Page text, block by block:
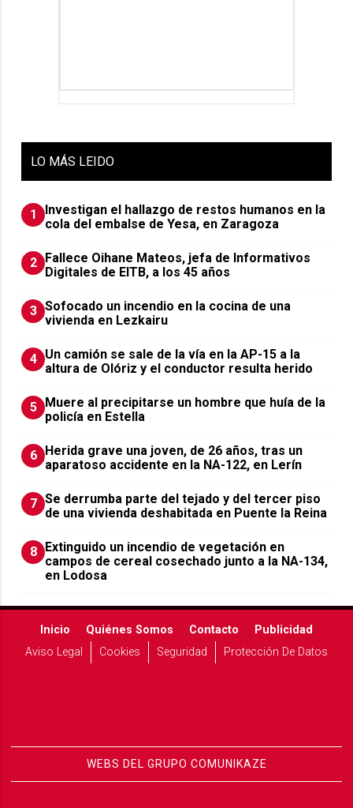
LO MÁS LEIDO
1
Investigan el hallazgo de restos humanos en la
cola del embalse de Yesa, en Zaragoza
2
Fallece Oihane Mateos, jefa de Informativos
Digitales de EITB, a los 45 años
3 Sofocado un incendio en la cocina de una
vivienda en Lezkairu
4 Un camión se sale de la vía en la AP-15 a la
altura de Olóriz y el conductor resulta herido
5
Muere al precipitarse un hombre que huía de la
policía en Estella
6
Herida grave una joven, de 26 años, tras un
aparatoso accidente en la NA-122, en Lerín
7 Se derrumba parte del tejado y del tercer piso
de una vivienda deshabitada en Puente la Reina
8
Extinguido un incendio de vegetación en
campos de cereal cosechado junto a la NA-134,
en Lodosa
Inicio Quiénes Somos Contacto
Publicidad
Aviso Legal
Cookies Seguridad Protección De Datos
WEBS DEL GRUPO COMUNIKAZE